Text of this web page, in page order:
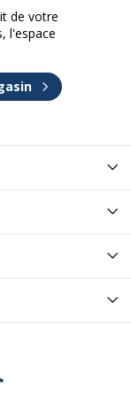
de votre
l'espace